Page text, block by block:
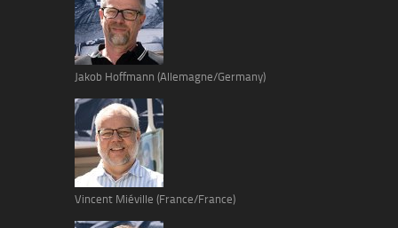
Jakob Hoffmann (Allemagne/Germany)
Vincent Miéville (France/France)